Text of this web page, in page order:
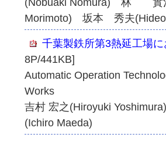
(Nobuaki Nomura) 林 實
Morimoto) 坂本 秀夫(Hideo
千葉製鉄所第3熱延工場
8P/441KB]
Automatic Operation
Works
吉村 宏之(Hiroyuki
(Ichiro Maeda)